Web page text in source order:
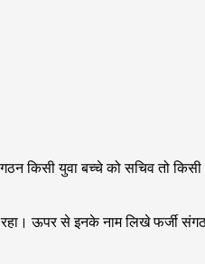
युवा बच्चे को सचिव तो किसी
रहा। ऊपर से इनके नाम लिखे फर्जी